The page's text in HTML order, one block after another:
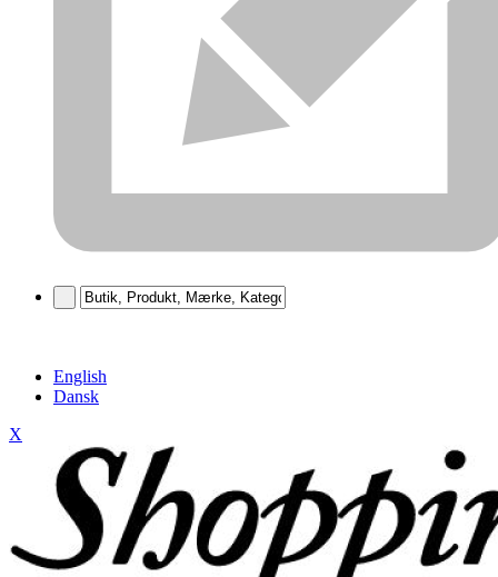
English
Dansk
X